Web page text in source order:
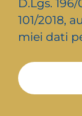
D.Lgs.
101/2018,
miei dati